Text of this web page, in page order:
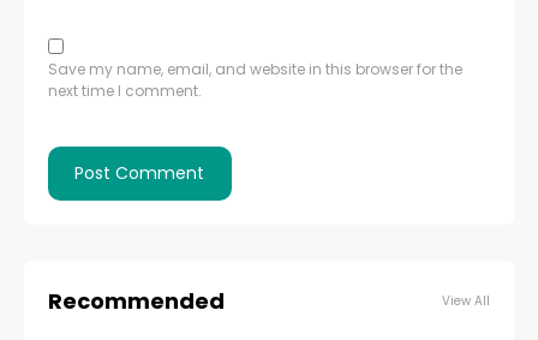
Save my name, email, and website in this browser for the
next time I comment.
Recommended View All